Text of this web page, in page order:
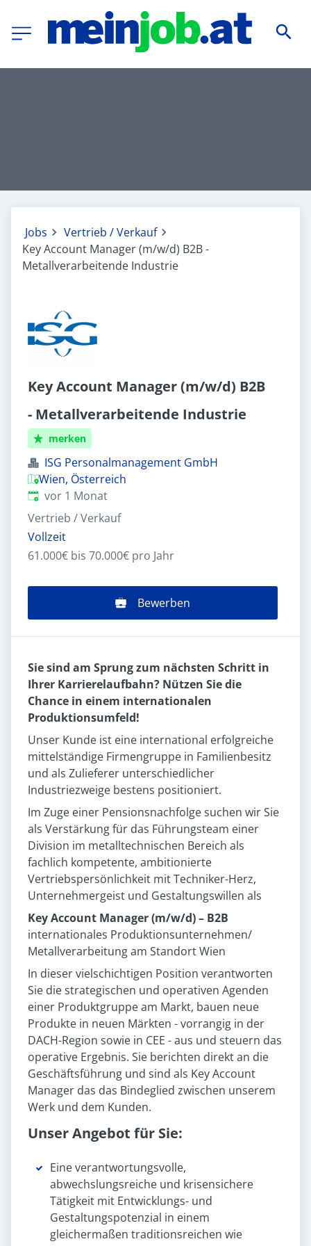
Jobs
Vertrieb / Verkauf
Key Account Manager (m/w/d) B2B -
Metallverarbeitende Industrie
Key Account Manager (m/w/d) B2B
- Metallverarbeitende Industrie
merken
ISG Personalmanagement GmbH
Wien, Österreich
Veröffentlicht:
vor 1 Monat
Vertrieb / Verkauf
Vollzeit
61.000€ bis 70.000€ pro Jahr
Bewerben
Sie sind am Sprung zum nächsten Schritt in
Ihrer Karrierelaufbahn? Nützen Sie die
Chance in einem internationalen
Produktionsumfeld!
Unser Kunde ist eine international erfolgreiche
mittelständige Firmengruppe in Familienbesitz
und als Zulieferer unterschiedlicher
Industriezweige bestens positioniert.
Im Zuge einer Pensionsnachfolge suchen wir Sie
als Verstärkung für das Führungsteam einer
Division im metalltechnischen Bereich als
fachlich kompetente, ambitionierte
Vertriebspersönlichkeit mit Techniker-Herz,
Unternehmergeist und Gestaltungswillen als
Key Account Manager (m/w/d) – B2B
internationales Produktionsunternehmen/
Metallverarbeitung am Standort Wien
In dieser vielschichtigen Position verantworten
Sie die strategischen und operativen Agenden
einer Produktgruppe am Markt, bauen neue
Produkte in neuen Märkten - vorrangig in der
DACH-Region sowie in CEE - aus und steuern das
operative Ergebnis. Sie berichten direkt an die
Geschäftsführung und sind als Key Account
Manager das das Bindeglied zwischen unserem
Werk und dem Kunden.
Unser Angebot für Sie:
Eine verantwortungsvolle,
abwechslungsreiche und krisensichere
Tätigkeit mit Entwicklungs- und
Gestaltungspotenzial in einem
gleichermaßen traditionsreichen wie